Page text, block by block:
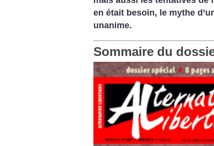
en était besoin, le mythe
unanime.
Sommaire du